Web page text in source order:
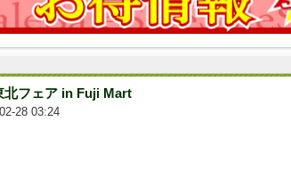
北フェア in Fuji Mart
28 03:24